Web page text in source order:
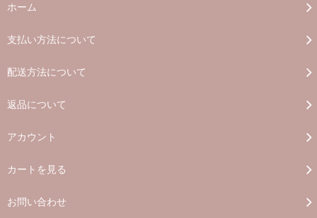
ホーム
支払い方法について
配送方法について
返品について
アカウント
カートを見る
お問い合わせ